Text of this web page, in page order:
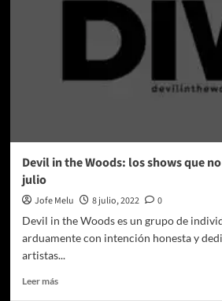
Devil in the Woods: los shows que
julio
Jofe Melu 8 julio, 2022
0
Devil in the Woods es un grupo de
arduamente con intención honesta y
artistas...
Leer másLeer